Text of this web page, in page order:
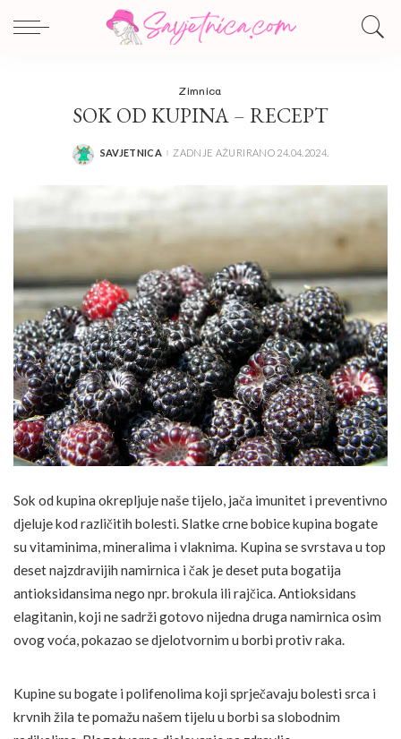
Zimnica
SOK OD KUPINA – RECEPT
POSTED
SAVJETNICA ZADNJE AŽURIRANO 24.04.2024.
Sok od kupina okrepljuje naše tijelo, jača imunitet i preventivno
djeluje kod različitih bolesti. Slatke crne bobice kupina bogate
su vitaminima, mineralima i vlaknima. Kupina se svrstava u top
deset najzdravijih namirnica i čak je deset puta bogatija
antioksidansima nego npr. brokula ili rajčica. Antioksidans
elagitanin, koji ne sadrži gotovo nijedna druga namirnica osim
ovog voća, pokazao se djelotvornim u borbi protiv raka.
Kupine su bogate i polifenolima koji sprječavaju bolesti srca i
krvnih žila te pomažu našem tijelu u borbi sa slobodnim